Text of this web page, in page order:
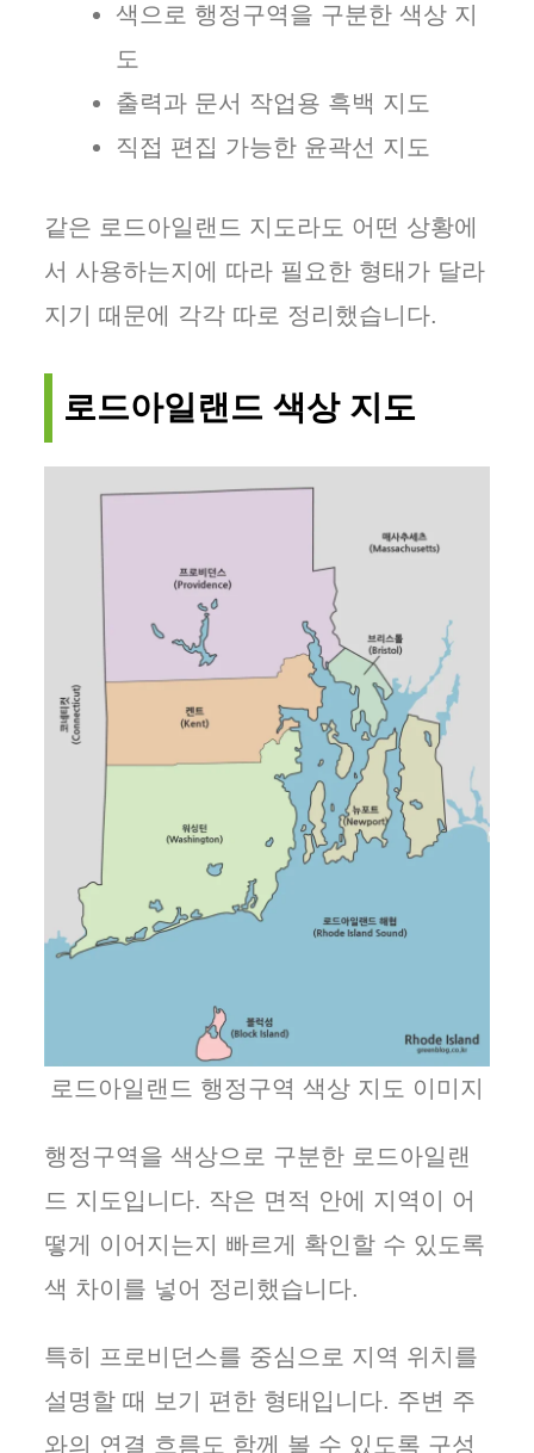
색으로 행정구역을 구분한 색상 지
도
출력과 문서 작업용 흑백 지도
직접 편집 가능한 윤곽선 지도
같은 로드아일랜드 지도라도 어떤 상황에
서 사용하는지에 따라 필요한 형태가 달라
지기 때문에 각각 따로 정리했습니다.
로드아일랜드 색상 지도
로드아일랜드 행정구역 색상 지도 이미지
행정구역을 색상으로 구분한 로드아일랜
드 지도입니다. 작은 면적 안에 지역이 어
떻게 이어지는지 빠르게 확인할 수 있도록
색 차이를 넣어 정리했습니다.
특히 프로비던스를 중심으로 지역 위치를
설명할 때 보기 편한 형태입니다. 주변 주
와의 연결 흐름도 함께 볼 수 있도록 구성